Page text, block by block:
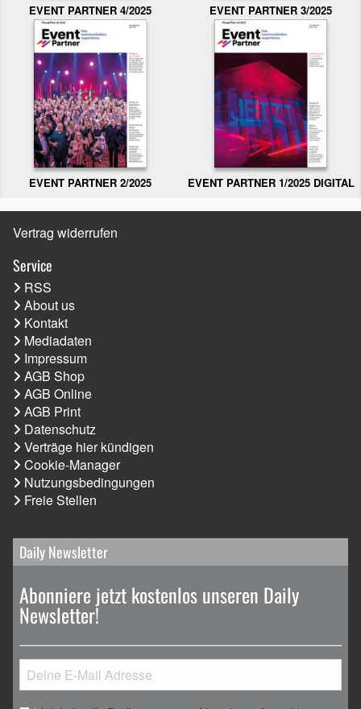
EVENT PARTNER 4/2025 EVENT PARTNER 3/2025
EVENT PARTNER 2/2025 EVENT PARTNER 1/2025 DIGITAL
Vertrag widerrufen
Service
RSS
About us
Kontakt
Mediadaten
Impressum
AGB Shop
AGB Online
AGB Print
Datenschutz
Verträge hier kündigen
Cookie-Manager
Nutzungsbedingungen
Freie Stellen
Daily Newsletter
Abonniere jetzt kostenlos unseren Daily
Newsletter!